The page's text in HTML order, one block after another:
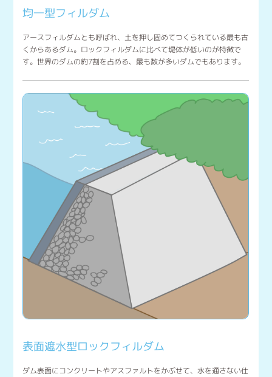
均一型フィルダム
アースフィルダムとも呼ばれ、土を押し固めてつくられている最も古
くからあるダム。ロックフィルダムに比べて堤体が低いのが特徴で
す。世界のダムの約7割を占める、最も数が多いダムでもあります。
表面遮水型ロックフィルダム
ダム表面にコンクリートやアスファルトをかぶせて、水を通さない仕